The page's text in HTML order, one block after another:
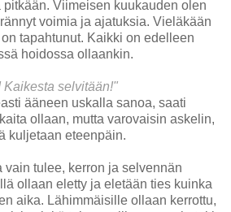
Viimeisen kuukauden olen
voimia ja ajatuksia. Vieläkään
tapahtunut. Kaikki on edelleen
hoidossa ollaankin.
selvitään!"
ääneen uskalla sanoa, saati
ollaan, mutta varovaisin askelin,
kuljetaan eteenpäin.
vain tulee, kerron ja selvennän
ollaan eletty ja eletään ties kuinka
aika. Lähimmäisille ollaan kerrottu,